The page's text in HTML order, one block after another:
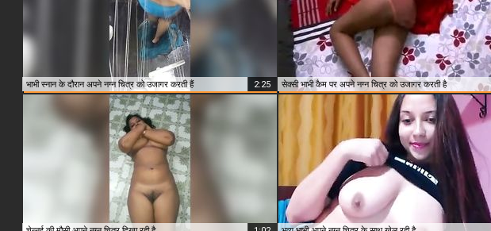
भाभी स्नान के दौरान अपने नग्न चित्र को उजागर करती हैं 2:25 सेक्सी भाभी कैम पर अपने नग्न चित्र को उजागर करती है